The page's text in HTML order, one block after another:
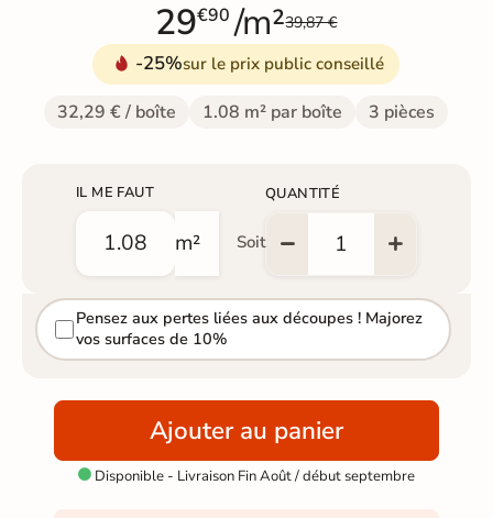
29€90 /m²39,87 €
-25%sur le prix public conseillé
32,29 € / boîte 1.08 m² par boîte 3 pièces
IL ME FAUT
m² Soit
QUANTITÉ
Pensez aux pertes liées aux découpes ! Majorez
vos surfaces de 10%
Ajouter au panier
 Disponible - Livraison Fin Août / début septembre